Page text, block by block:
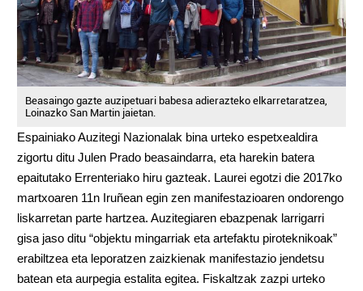
Beasaingo gazte auzipetuari babesa adierazteko elkarretaratzea,
Loinazko San Martin jaietan.
Espainiako Auzitegi Nazionalak bina urteko espetxealdira
zigortu dituJulen Prado beasaindarra, eta harekin batera
epaitutako Errenteriako hiru gazteak. Laurei egotzi die 2017ko
martxoaren 11n Iruñean egin zen manifestazioaren ondorengo
liskarretan parte hartzea. Auzitegiaren ebazpenak larrigarri
gisa jaso ditu “objektu mingarriak eta artefaktu piroteknikoak”
erabiltzea eta leporatzen zaizkienak manifestazio jendetsu
batean eta aurpegia estalita egitea. Fiskaltzak zazpi urteko